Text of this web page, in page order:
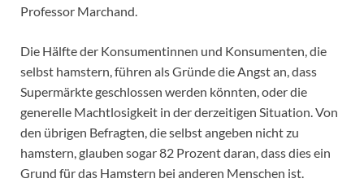
Professor Marchand.
Die Hälfte der Konsumentinnen und Konsumenten, die
selbst hamstern, führen als Gründe die Angst an, dass
Supermärkte geschlossen werden könnten, oder die
generelle Machtlosigkeit in der derzeitigen Situation. Von
den übrigen Befragten, die selbst angeben nicht zu
hamstern, glauben sogar 82 Prozent daran, dass dies ein
Grund für das Hamstern bei anderen Menschen ist.